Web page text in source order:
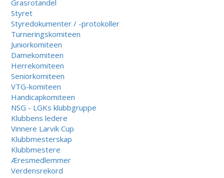
Grasrotandel
Styret
Styredokumenter / -protokoller
Turneringskomiteen
Juniorkomiteen
Damekomiteen
Herrekomiteen
Seniorkomiteen
VTG-komiteen
Handicapkomiteen
NSG - LGKs klubbgruppe
Klubbens ledere
Vinnere Larvik Cup
Klubbmesterskap
Klubbmestere
Æresmedlemmer
Verdensrekord